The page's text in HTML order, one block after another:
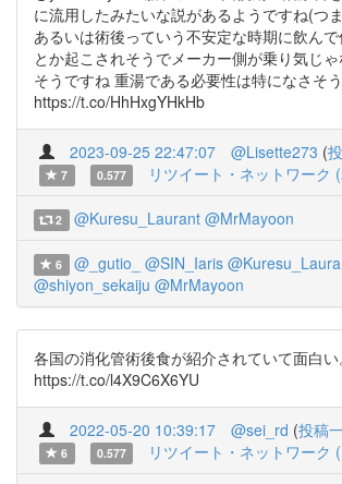
に流用したみたいな説があるようですね(つ
あるいは術後っていう不安定な時期に飲ん
とか起こされそうでメーカー側が乗り気じ
そうですね 重湯である必要性は特になさ
https://t.co/HhHxgYHkHb
2023-09-25 22:47:07 @Lisette273 (
7
0.577 リツイート・ネットワーク
2 @Kuresu_Laurant @MrMayoon
6 @_gutio_ @SIN_Iaris
@shiyon_sekaiju @MrMayoon
各国の消化管術後食が紹介されていて面白い
https://t.co/l4X9C6X6YU
2022-05-20 10:39:17 @sei_rd (投稿
6
0.577 リツイート・ネットワーク